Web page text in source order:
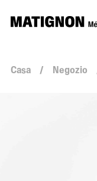
Casa / Negozio